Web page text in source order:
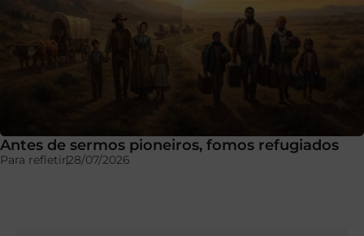
Antes de sermos pioneiros, fomos refugiados
Para refletir28/07/2026